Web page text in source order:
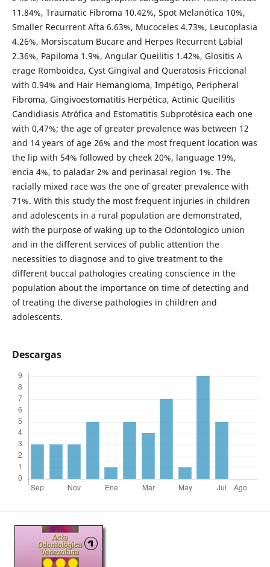
11.84%, Traumatic Fibroma 10.42%, Spot Melanótica 10%,
Smaller Recurrent Afta 6.63%, Mucoceles 4.73%, Leucoplasia
4.26%, Morsiscatum Bucare and Herpes Recurrent Labial
2.36%, Papiloma 1.9%, Angular Queilitis 1.42%, Glositis A
erage Romboidea, Cyst Gingival and Queratosis Friccional
with 0.94% and Hair Hemangioma, Impétigo, Peripheral
Fibroma, Gingivoestomatitis Herpética, Actinic Queilitis
Candidiasis Atrófica and Estomatitis Subprotésica each one
with 0,47%; the age of greater prevalence was between 12
and 14 years of age 26% and the most frequent location was
the lip with 54% followed by cheek 20%, language 19%,
encia 4%, to paladar 2% and perinasal region 1%. The
racially mixed race was the one of greater prevalence with
71%. With this study the most frequent injuries in children
and adolescents in a rural population are demonstrated,
with the purpose of waking up to the Odontologico union
and in the different services of public attention the
necessities to diagnose and to give treatment to the
different buccal pathologies creating conscience in the
population about the importance on time of detecting and
of treating the diverse pathologies in children and
adolescents.
Descargas